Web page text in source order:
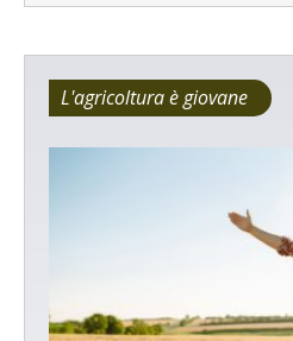
L'agricoltura è giovane